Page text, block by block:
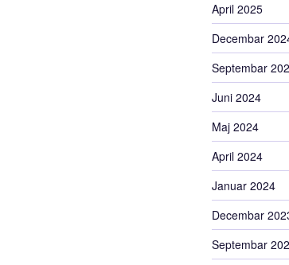
April 2025
Decembar
Septembar
Juni 2024
Maj 2024
April 2024
Januar 2024
Decembar
Septembar